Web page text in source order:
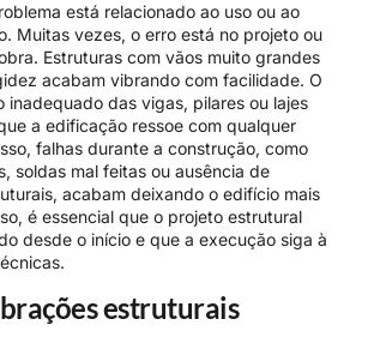
está relacionado ao uso ou ao
Muitas vezes, o erro está no projeto ou
Estruturas com vãos muito grandes
acabam vibrando com facilidade. O
inadequado das vigas, pilares ou lajes
a edificação ressoe com qualquer
falhas durante a construção, como
soldas mal feitas ou ausência de
acabam deixando o edifício mais
é essencial que o projeto estrutural
desde o início e que a execução siga à
estruturais